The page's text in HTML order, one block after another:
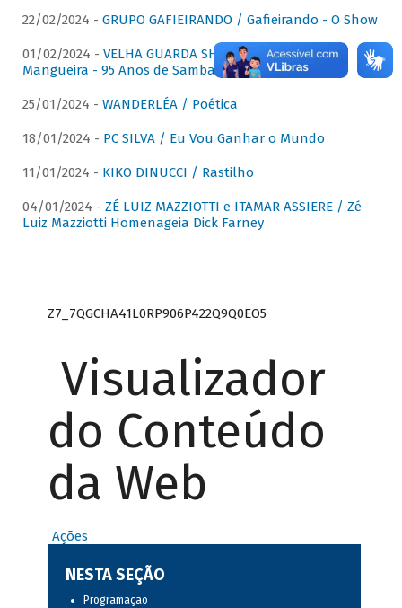
22/02/2024 - GRUPO GAFIEIRANDO / Gafieirando - O Show
01/02/2024 - VELHA GUARDA SHOW DA MANGUEIRA /
Mangueira - 95 Anos de Samba
25/01/2024 - WANDERLÉA / Poética
18/01/2024 - PC SILVA / Eu Vou Ganhar o Mundo
11/01/2024 - KIKO DINUCCI / Rastilho
04/01/2024 - ZÉ LUIZ MAZZIOTTI e ITAMAR ASSIERE / Zé
Luiz Mazziotti Homenageia Dick Farney
Z7_7QGCHA41L0RP906P422Q9Q0EO5
Visualizador
do Conteúdo
da Web
Ações
NESTA SEÇÃO
Programação